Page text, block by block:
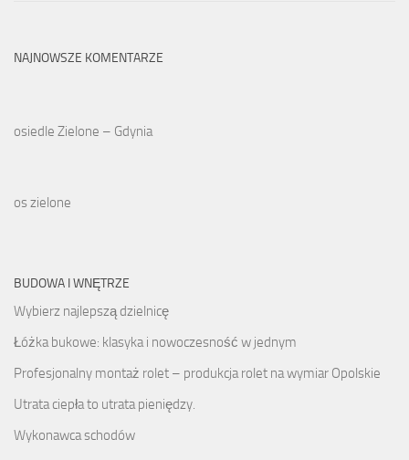
NAJNOWSZE KOMENTARZE
osiedle Zielone – Gdynia
os zielone
BUDOWA I WNĘTRZE
Wybierz najlepszą dzielnicę
Łóżka bukowe: klasyka i nowoczesność w jednym
Profesjonalny montaż rolet – produkcja rolet na wymiar Opolskie
Utrata ciepła to utrata pieniędzy.
Wykonawca schodów